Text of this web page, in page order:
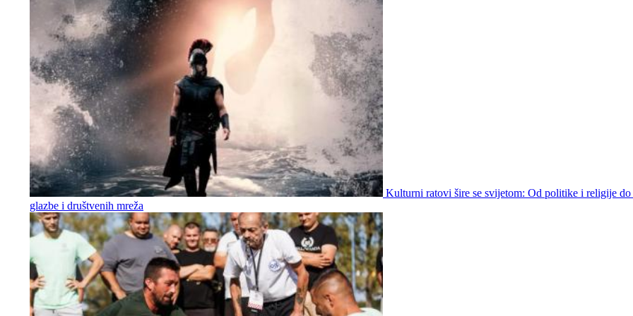
Kulturni ratovi šire se svijetom: Od politike i religije
glazbe i društvenih mreža